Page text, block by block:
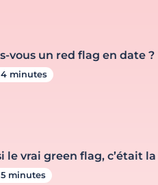
vous un red flag en date ?
4 minutes
le vrai green flag, c’était
5 minutes